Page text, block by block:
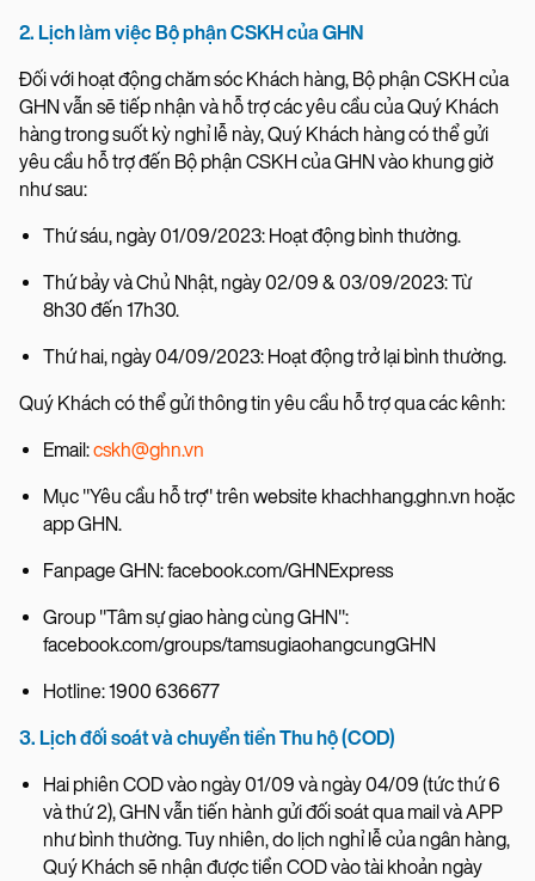
2. Lịch làm việc Bộ phận CSKH của GHN
Đối với hoạt động chăm sóc Khách hàng, Bộ phận CSKH của
GHN vẫn sẽ tiếp nhận và hỗ trợ các yêu cầu của Quý Khách
hàng trong suốt kỳ nghỉ lễ này, Quý Khách hàng có thể gửi
yêu cầu hỗ trợ đến Bộ phận CSKH của GHN vào khung giờ
như sau:
Thứ sáu, ngày 01/09/2023: Hoạt động bình thường.
Thứ bảy và Chủ Nhật, ngày 02/09 & 03/09/2023: Từ
8h30 đến 17h30.
Thứ hai, ngày 04/09/2023: Hoạt động trở lại bình thường.
Quý Khách có thể gửi thông tin yêu cầu hỗ trợ qua các kênh:
Email:cskh@ghn.vn
Mục "Yêu cầu hỗ trợ" trên website khachhang.ghn.vn hoặc
app GHN.
Fanpage GHN: facebook.com/GHNExpress
Group "Tâm sự giao hàng cùng GHN":
facebook.com/groups/tamsugiaohangcungGHN
Hotline: 1900 636677
3. Lịch đối soát và chuyển tiền Thu hộ (COD)
Hai phiên COD vào ngày 01/09 và ngày 04/09 (tức thứ 6
và thứ 2), GHN vẫn tiến hành gửi đối soát qua mail và APP
như bình thường. Tuy nhiên, do lịch nghỉ lễ của ngân hàng,
Quý Khách sẽ nhận được tiền COD vào tài khoản ngày